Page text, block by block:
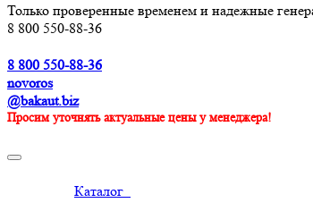
Только проверенные временем и надежные
8 800 550-88-36
8 800 550-88-36
novoros
@bakaut.biz
Просим уточнять актуальные цены у менеджера!
Каталог